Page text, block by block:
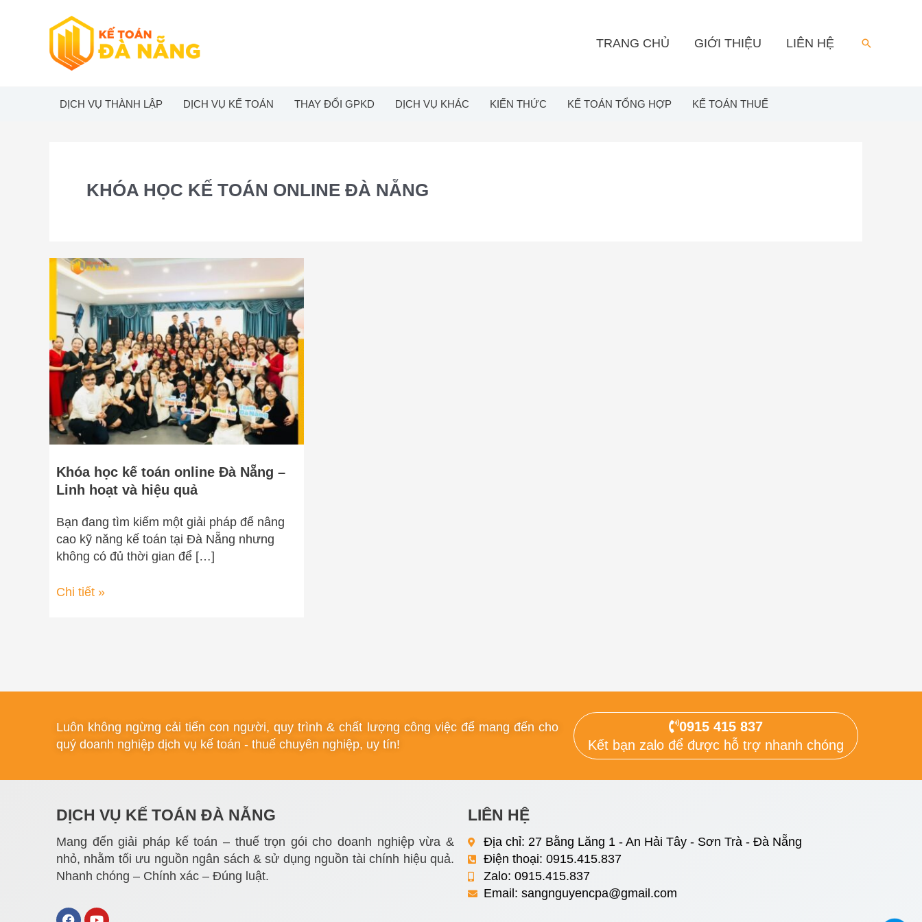
TRANG CHỦ GIỚI THIỆU LIÊN HỆ Search
DỊCH VỤ THÀNH LẬP DỊCH VỤ KẾ TOÁN THAY ĐỔI GPKD DỊCH VỤ KHÁC KIẾN THỨC KẾ TOÁN TỔNG HỢP KẾ TOÁN THUẾ
KHÓA HỌC KẾ TOÁN ONLINE ĐÀ NẴNG
Khóa học kế toán online Đà Nẵng –
Linh hoạt và hiệu quả
Bạn đang tìm kiếm một giải pháp để nâng
cao kỹ năng kế toán tại Đà Nẵng nhưng
không có đủ thời gian để […]
Khóa
học
toán
online
Đà
Nẵng
–
Linh
hoạt
và
quả
Chi tiết »
Luôn không ngừng cải tiến con người, quy trình & chất lượng công việc để mang đến cho
quý doanh nghiệp dịch vụ kế toán - thuế chuyên nghiệp, uy tín!
0915 415 837
Kết bạn zalo để được hỗ trợ nhanh chóng
DỊCH VỤ KẾ TOÁN ĐÀ NẴNG
Mang đến giải pháp kế toán – thuế trọn gói cho doanh nghiệp vừa &
nhỏ, nhằm tối ưu nguồn ngân sách & sử dụng nguồn tài chính hiệu quả.
Nhanh chóng – Chính xác – Đúng luật.
F
Y
LIÊN HỆ
Địa chỉ: 27 Bằng Lăng 1 - An Hải Tây - Sơn Trà - Đà Nẵng
Điện thoại: 0915.415.837
Zalo: 0915.415.837
Email: sangnguyencpa@gmail.com